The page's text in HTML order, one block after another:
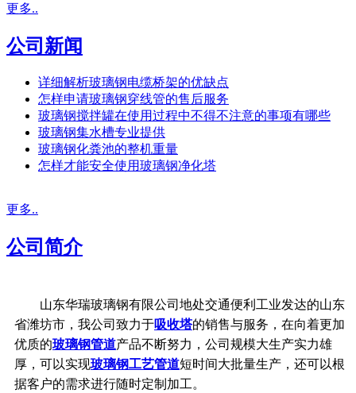
更多..
公司新闻
详细解析玻璃钢电缆桥架的优缺点
怎样申请玻璃钢穿线管的售后服务
玻璃钢搅拌罐在使用过程中不得不注意的事项有哪些
玻璃钢集水槽专业提供
玻璃钢化粪池的整机重量
怎样才能安全使用玻璃钢净化塔
更多..
公司简介
山东华瑞玻璃钢有限公司地处交通便利工业发达的山东
省潍坊市，我公司致力于吸收塔的销售与服务，在向着更加
优质的玻璃钢管道产品不断努力，公司规模大生产实力雄
厚，可以实现玻璃钢工艺管道短时间大批量生产，还可以根
据客户的需求进行随时定制加工。